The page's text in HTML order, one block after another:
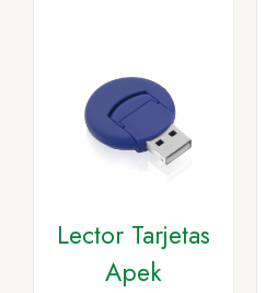
Lector Tarjetas
Apek